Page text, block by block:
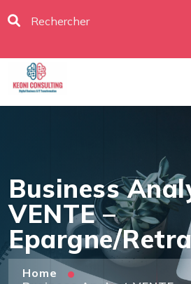
Business
VENTE –
Epargne/
Home